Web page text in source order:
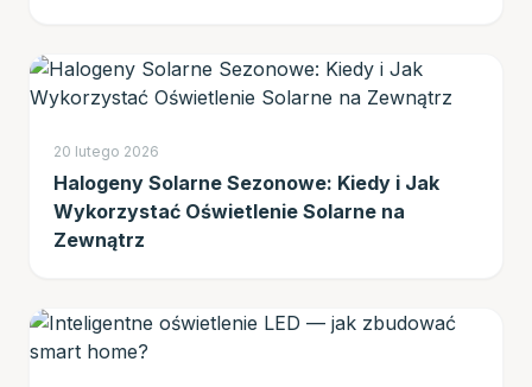
20 lutego 2026
Halogeny Solarne Sezonowe: Kiedy i Jak
Wykorzystać Oświetlenie Solarne na
Zewnątrz